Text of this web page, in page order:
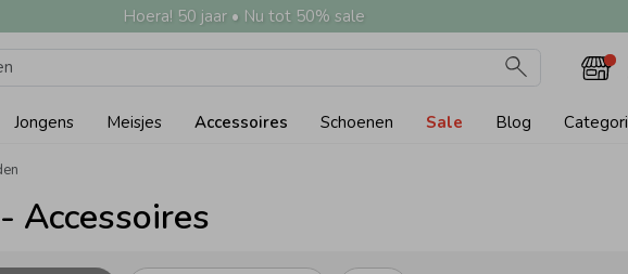
Hoera! 50 jaar • Nu tot 50% sale
Jongens Meisjes Accessoires Schoenen Sale Blog
Accessoires